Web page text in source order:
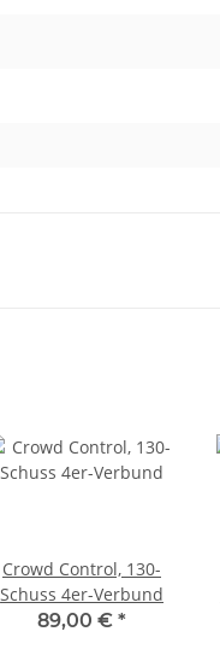
Crowd Control, 130-
Schuss 4er-Verbund
89,00 € *